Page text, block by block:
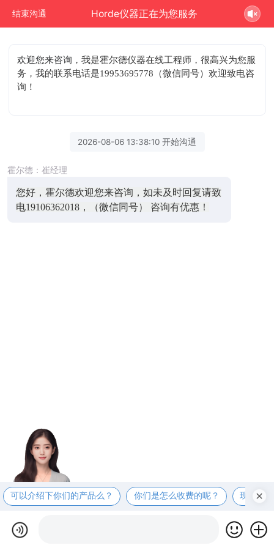
结束沟通 Horde仪器正在为您服务
欢迎您来咨询 ，我是霍尔德仪器在线工程师，很高兴为您服
务，我的联系电话是19953695778（微信同号）欢迎致电咨
询！
2026-08-06 13:38:10 开始沟通
霍尔德：崔经理
您好，霍尔德欢迎您来咨询，如未及时回复请致
电19106362018，（微信同号） 咨询有优惠！
可以介绍下你们的产品么？ 你们是怎么收费的呢？ 现在有